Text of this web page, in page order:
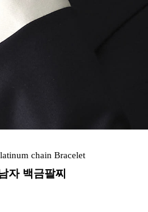
chain Bracelet
자 백금팔찌